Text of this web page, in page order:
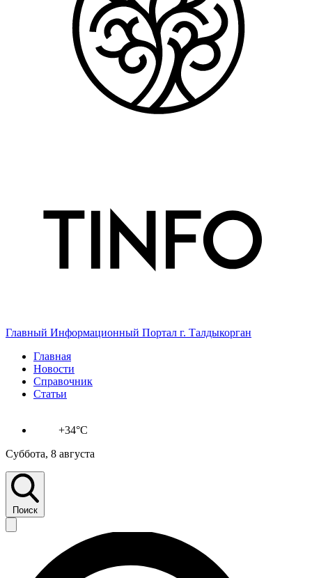
Главный Информационный Портал г. Талдыкорган
Главная
Новости
Справочник
Статьи
+34°C
Суббота, 8 августа
Поиск